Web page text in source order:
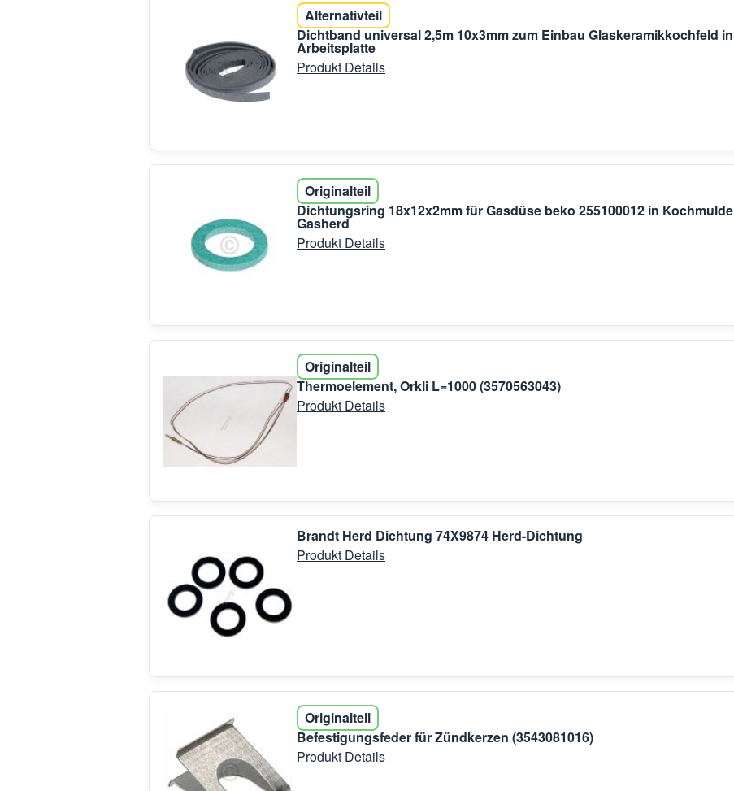
Alternativteil
Dichtband universal 2,5m 10x3mm zum Einbau Glaskeramikkochfeld in
Arbeitsplatte
Produkt Details
Originalteil
Dichtungsring 18x12x2mm für Gasdüse beko 255100012 in Kochmulde
Gasherd
Produkt Details
Originalteil
Thermoelement, Orkli L=1000 (3570563043)
Produkt Details
Brandt Herd Dichtung 74X9874 Herd-Dichtung
Produkt Details
Originalteil
Befestigungsfeder für Zündkerzen (3543081016)
Produkt Details